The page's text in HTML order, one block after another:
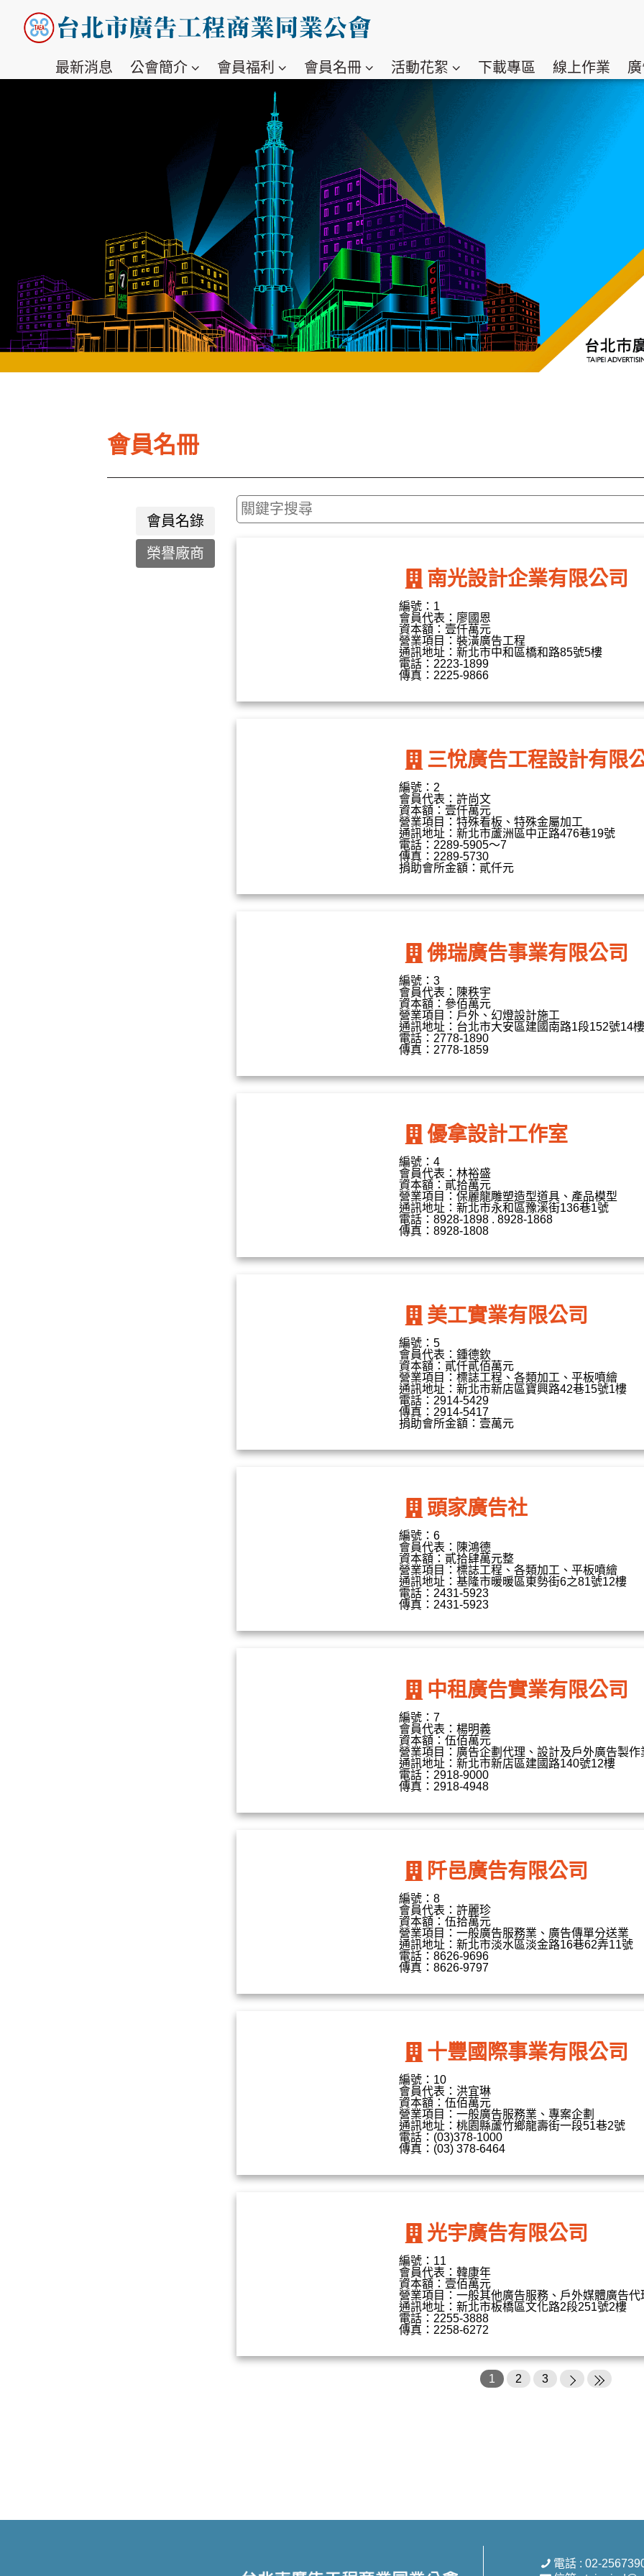
最新消息 公會簡介 會員福利 會員名冊 活動花絮 下載專區 線上作業
會員名冊
會員名錄
榮譽廠商
南光設計企業有限公司
編號：1
會員代表：廖國恩
資本額：壹仟萬元
營業項目：裝潢廣告工程
通訊地址：新北市中和區橋和路85號5樓
電話：2223-1899
傳真：2225-9866
三悅廣告工程設計有限
編號：2
會員代表：許尚文
資本額：壹仟萬元
營業項目：特殊看板、特殊金屬加工
通訊地址：新北市蘆洲區中正路476巷19號
電話：2289-5905～7
傳真：2289-5730
捐助會所金額：貳仟元
佛瑞廣告事業有限公司
編號：3
會員代表：陳秩宇
資本額：參佰萬元
營業項目：戶外、幻燈設計施工
通訊地址：台北市大安區建國南路1段152號14
電話：2778-1890
傳真：2778-1859
優拿設計工作室
編號：4
會員代表：林裕盛
資本額：貳拾萬元
營業項目：保麗龍雕塑造型道具、產品模型
通訊地址：新北市永和區豫溪街136巷1號
電話：8928-1898 . 8928-1868
傳真：8928-1808
美工實業有限公司
編號：5
會員代表：鍾德欽
資本額：貳仟貳佰萬元
營業項目：標誌工程、各類加工、平板噴繪
通訊地址：新北市新店區寶興路42巷15號1樓
電話：2914-5429
傳真：2914-5417
捐助會所金額：壹萬元
頭家廣告社
編號：6
會員代表：陳鴻德
資本額：貳拾肆萬元整
營業項目：標誌工程、各類加工、平板噴繪
通訊地址：基隆市暖暖區東勢街6之81號12樓
電話：2431-5923
傳真：2431-5923
中租廣告實業有限公司
編號：7
會員代表：楊明義
資本額：伍佰萬元
營業項目：廣告企劃代理、設計及戶外廣告製作
通訊地址：新北市新店區建國路140號12樓
電話：2918-9000
傳真：2918-4948
阡邑廣告有限公司
編號：8
會員代表：許麗珍
資本額：伍拾萬元
營業項目：一般廣告服務業、廣告傳單分送業
通訊地址：新北市淡水區淡金路16巷62弄11號
電話：8626-9696
傳真：8626-9797
十豐國際事業有限公司
編號：10
會員代表：洪宜琳
資本額：伍佰萬元
營業項目：一般廣告服務業、專案企劃
通訊地址：桃園縣蘆竹鄉龍壽街一段51巷2號
電話：(03)378-1000
傳真：(03) 378-6464
光宇廣告有限公司
編號：11
會員代表：韓康年
資本額：壹佰萬元
營業項目：一般其他廣告服務、戶外媒體廣告代
通訊地址：新北市板橋區文化路2段251號2樓
電話：2255-3888
傳真：2258-6272
1 2 3
電話 : 02-